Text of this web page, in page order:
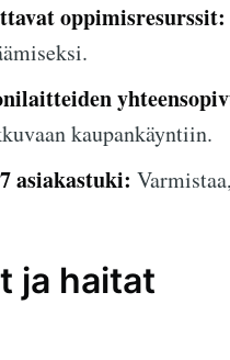
oppimisresurssit:
kaupankäyntiin.
asiakastuki:
ja haitat